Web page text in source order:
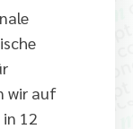
wir auf
12